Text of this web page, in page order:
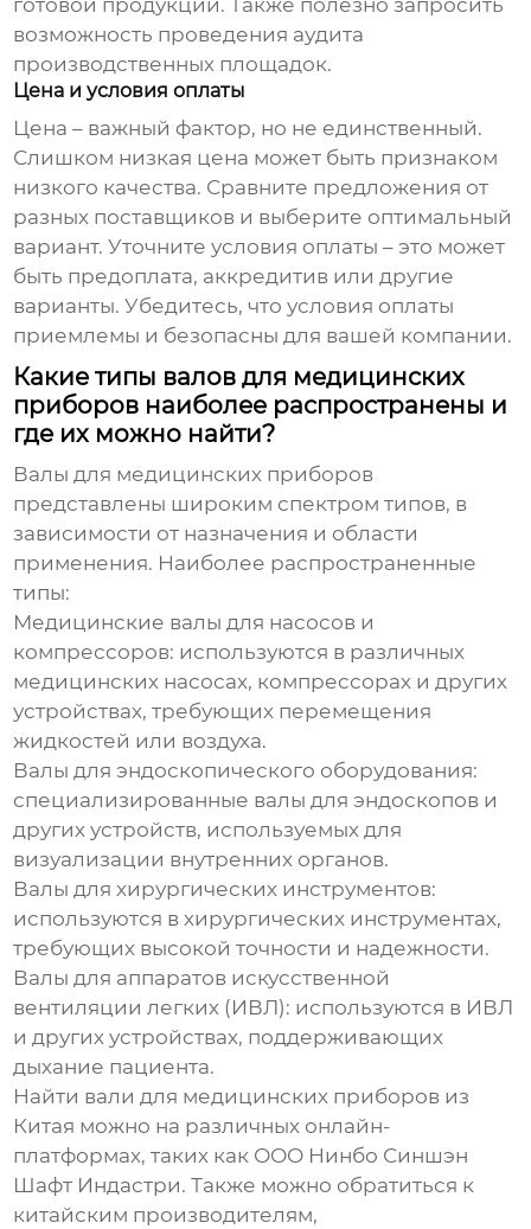
готовой продукции. Также полезно запросить
возможность проведения аудита
производственных площадок.
Цена и условия оплаты
Цена – важный фактор, но не единственный.
Слишком низкая цена может быть признаком
низкого качества. Сравните предложения от
разных поставщиков и выберите оптимальный
вариант. Уточните условия оплаты – это может
быть предоплата, аккредитив или другие
варианты. Убедитесь, что условия оплаты
приемлемы и безопасны для вашей компании.
Какие типы валов для медицинских
приборов наиболее распространены и
где их можно найти?
Валы для медицинских приборов
представлены широким спектром типов, в
зависимости от назначения и области
применения. Наиболее распространенные
типы:
Медицинские валы для насосов и
компрессоров: используются в различных
медицинских насосах, компрессорах и других
устройствах, требующих перемещения
жидкостей или воздуха.
Валы для эндоскопического оборудования:
специализированные валы для эндоскопов и
других устройств, используемых для
визуализации внутренних органов.
Валы для хирургических инструментов:
используются в хирургических инструментах,
требующих высокой точности и надежности.
Валы для аппаратов искусственной
вентиляции легких (ИВЛ): используются в ИВЛ
и других устройствах, поддерживающих
дыхание пациента.
Найти вали для медицинских приборов из
Китая можно на различных онлайн-
платформах, таких как ООО Нинбо Синшэн
Шафт Индастри. Также можно обратиться к
китайским производителям,